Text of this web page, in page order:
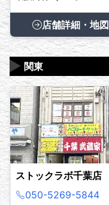
店舗詳細・地図
関東
▶
ストックラボ千葉店
050-5269-5844